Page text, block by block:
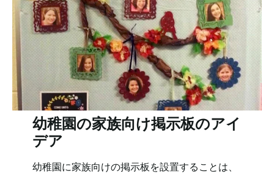
幼稚園の家族向け掲示板のアイ
デア
幼稚園に家族向けの掲示板を設置することは、